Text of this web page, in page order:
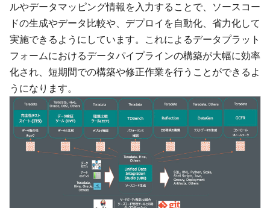
ルやデータマッピング情報を入力することで、ソースコー
ドの生成やデータ比較や、デプロイを自動化、省力化して
実施できるようにしています。これによるデータプラット
フォームにおけるデータパイプラインの構築が大幅に効率
化され、短期間での構築や修正作業を行うことができるよ
うになります。